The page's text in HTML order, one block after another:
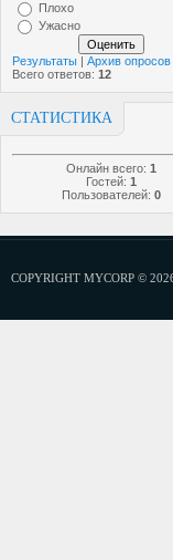
Плохо
Ужасно
Результаты | Архив опросов
Всего ответов: 12
СТАТИСТИКА
Онлайн всего: 1
Гостей: 1
Пользователей: 0
COPYRIGHT MYCORP ©